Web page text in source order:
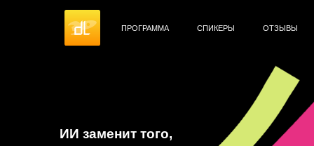
ПРОГРАММА СПИКЕРЫ ОТЗЫВЫ
ИИ заменит того,